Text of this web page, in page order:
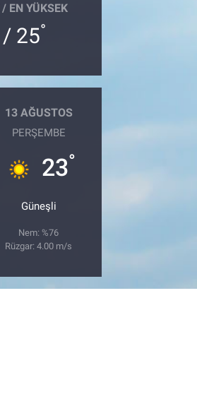
EN YÜKSEK
/ 25°
13 AĞUSTOS
PERŞEMBE
23°
Güneşli
Nem: %76
Rüzgar: 4.00 m/s